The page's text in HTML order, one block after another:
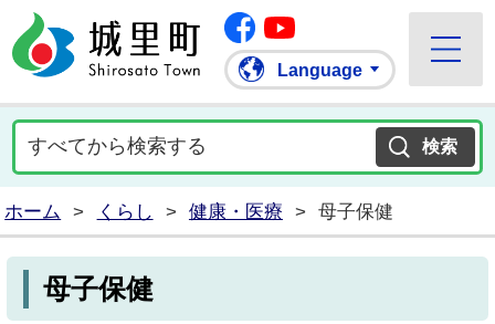
城里町ホームページ
Facebook
Language
ホーム > くらし > 健康・医療 > 母子保健
母子保健